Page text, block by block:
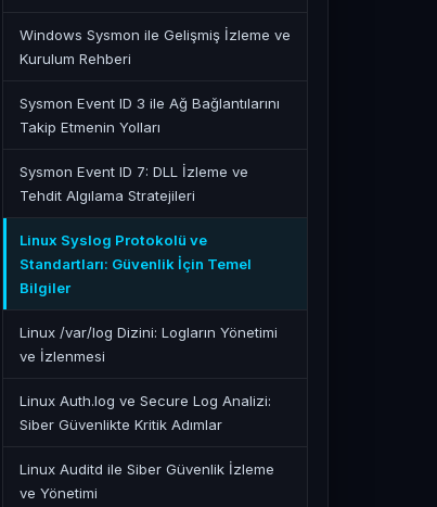
Windows Sysmon ile Gelişmiş İzleme ve
Kurulum Rehberi
Sysmon Event ID 3 ile Ağ Bağlantılarını
Takip Etmenin Yolları
Sysmon Event ID 7: DLL İzleme ve
Tehdit Algılama Stratejileri
Linux Syslog Protokolü ve
Standartları: Güvenlik İçin Temel
Bilgiler
Linux /var/log Dizini: Logların Yönetimi
ve İzlenmesi
Linux Auth.log ve Secure Log Analizi:
Siber Güvenlikte Kritik Adımlar
Linux Auditd ile Siber Güvenlik İzleme
ve Yönetimi